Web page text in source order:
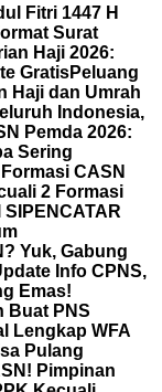
Fitri 1447 H
Surat
Haji 2026:
GratisPeluang
Haji dan Umrah
Indonesia,
Pemda 2026:
Sering
CASN
2 Formasi
Yuk, Gabung
Info CPNS,
Emas!
Buat PNS
Lengkap WFA
Pulang
Pimpinan